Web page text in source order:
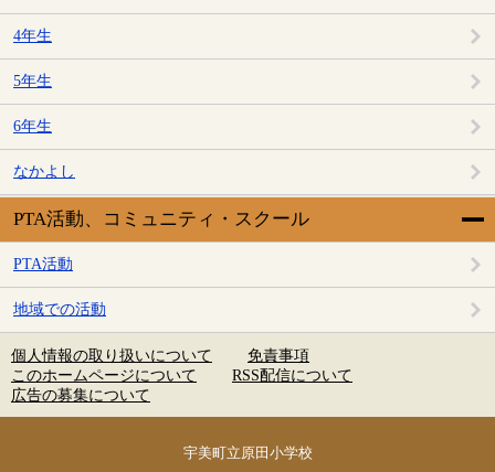
4年生
5年生
6年生
なかよし
PTA活動、コミュニティ・スクール
PTA活動
地域での活動
個人情報の取り扱いについて
免責事項
このホームページについて
RSS配信について
広告の募集について
宇美町立原田小学校